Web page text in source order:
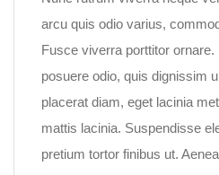
arcu quis odio varius,
Fusce viverra porttitor
posuere odio, quis dignissim
placerat diam, eget lacinia
mattis lacinia. Suspendisse
pretium tortor finibus ut.